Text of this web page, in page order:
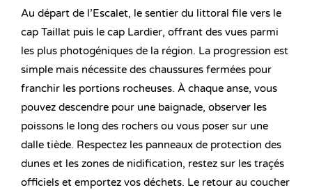
Au départ de l’Escalet, le sentier du littoral file vers le
cap Taillat puis le cap Lardier, offrant des vues parmi
les plus photogéniques de la région. La progression est
simple mais nécessite des chaussures fermées pour
franchir les portions rocheuses. À chaque anse, vous
pouvez descendre pour une baignade, observer les
poissons le long des rochers ou vous poser sur une
dalle tiède. Respectez les panneaux de protection des
dunes et les zones de nidification, restez sur les traçés
officiels et emportez vos déchets. Le retour au coucher